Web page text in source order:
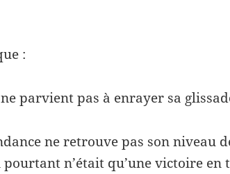
:
parvient pas à enrayer sa
ne retrouve pas son niveau
n’était qu’une victoire en